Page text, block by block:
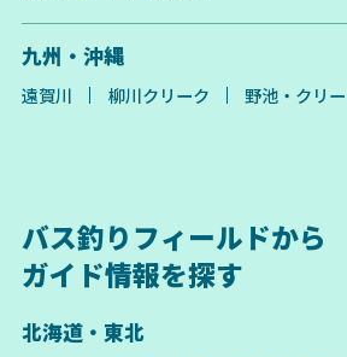
九州・沖縄
遠賀川 柳川クリーク 野池・クリ
バス釣りフィールドから
ガイド情報を探す
北海道・東北